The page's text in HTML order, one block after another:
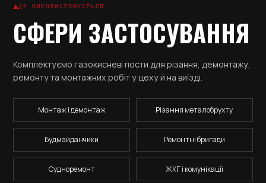
ДЕ ВИКОРИСТОВУЄТЬСЯ
СФЕРИ ЗАСТОСУВАННЯ
Комплектуємо газокисневі пости для різання, демонтажу,
ремонту та монтажних робіт у цеху й на виїзді.
Монтаж і демонтаж Різання металобрухту
Будмайданчики Ремонтні бригади
Судноремонт ЖКГ і комунікації